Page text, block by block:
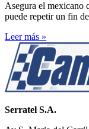
Asegura el mexicano
puede repetir un fin
Leer más »
Serratel S.A.